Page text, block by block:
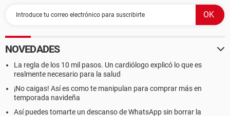
NOVEDADES
La regla de los 10 mil pasos. Un cardiólogo explicó lo que es
realmente necesario para la salud
¡No caigas! Así es como te manipulan para comprar más en
temporada navideña
Así puedes tomarte un descanso de WhatsApp sin borrar la